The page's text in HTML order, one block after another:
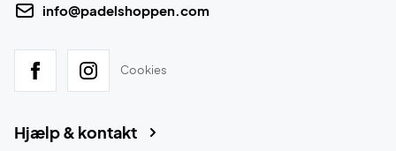
info@padelshoppen.com
Cookies
Hjælp & kontakt